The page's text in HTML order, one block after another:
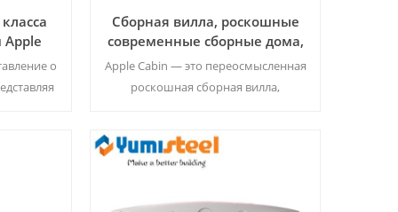
о
так,
Сборная вилла, роскошные
современные сборные дома,
модульный дом, домик Apple
Apple Cabin — это переосмысленная
роскошная сборная вилла,
сочетающий в себе изысканный
дизайн с инновационной и